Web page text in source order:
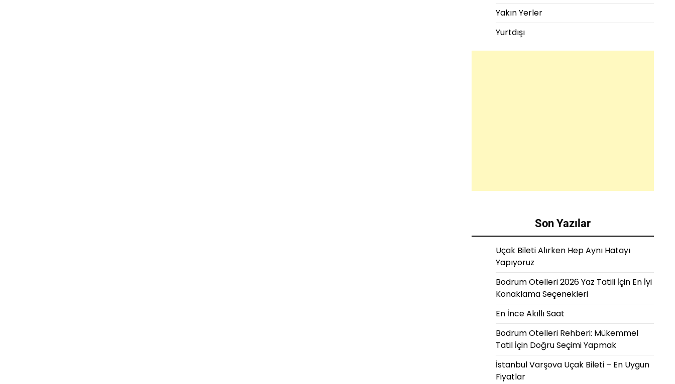
Yakın Yerler
Yurtdışı
Son Yazılar
Uçak Bileti Alırken Hep Aynı Hatayı
Yapıyoruz
Bodrum Otelleri 2026 Yaz Tatili İçin En İyi
Konaklama Seçenekleri
En İnce Akıllı Saat
Bodrum Otelleri Rehberi: Mükemmel
Tatil İçin Doğru Seçimi Yapmak
İstanbul Varşova Uçak Bileti – En Uygun
Fiyatlar